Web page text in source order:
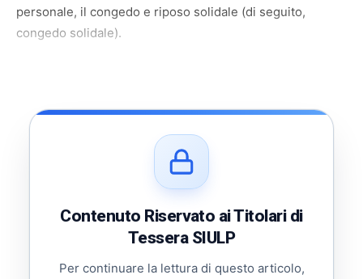
personale, il congedo e riposo solidale (di seguito,
congedo solidale).
Contenuto Riservato ai Titolari di
Tessera SIULP
Per continuare la lettura di questo articolo,